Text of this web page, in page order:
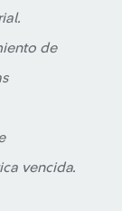
de
vencida.